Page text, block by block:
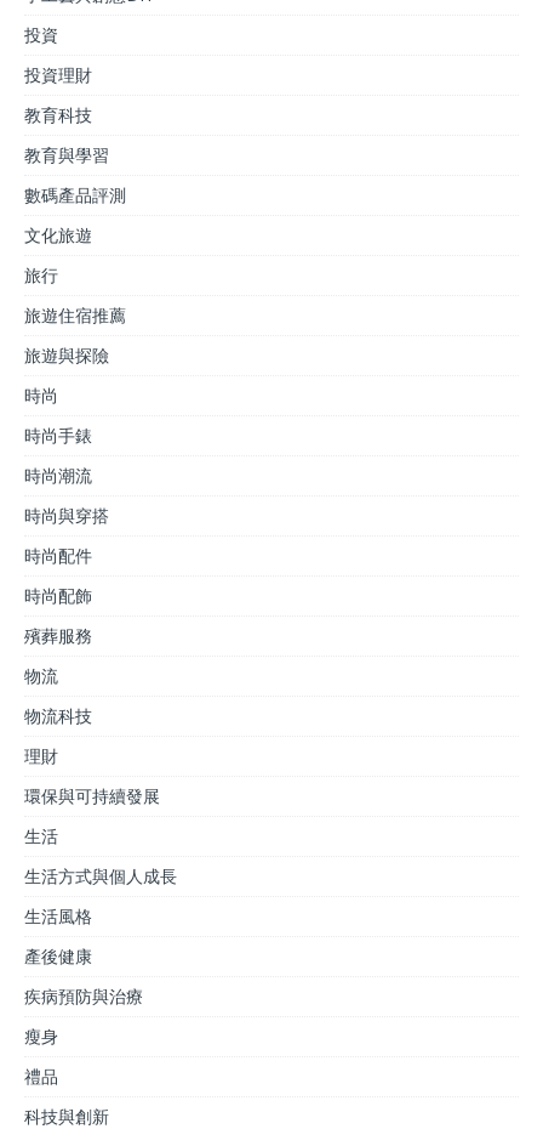
投資
投資理財
教育科技
教育與學習
數碼產品評測
文化旅遊
旅行
旅遊住宿推薦
旅遊與探險
時尚
時尚手錶
時尚潮流
時尚與穿搭
時尚配件
時尚配飾
殯葬服務
物流
物流科技
理財
環保與可持續發展
生活
生活方式與個人成長
生活風格
產後健康
疾病預防與治療
瘦身
禮品
科技與創新